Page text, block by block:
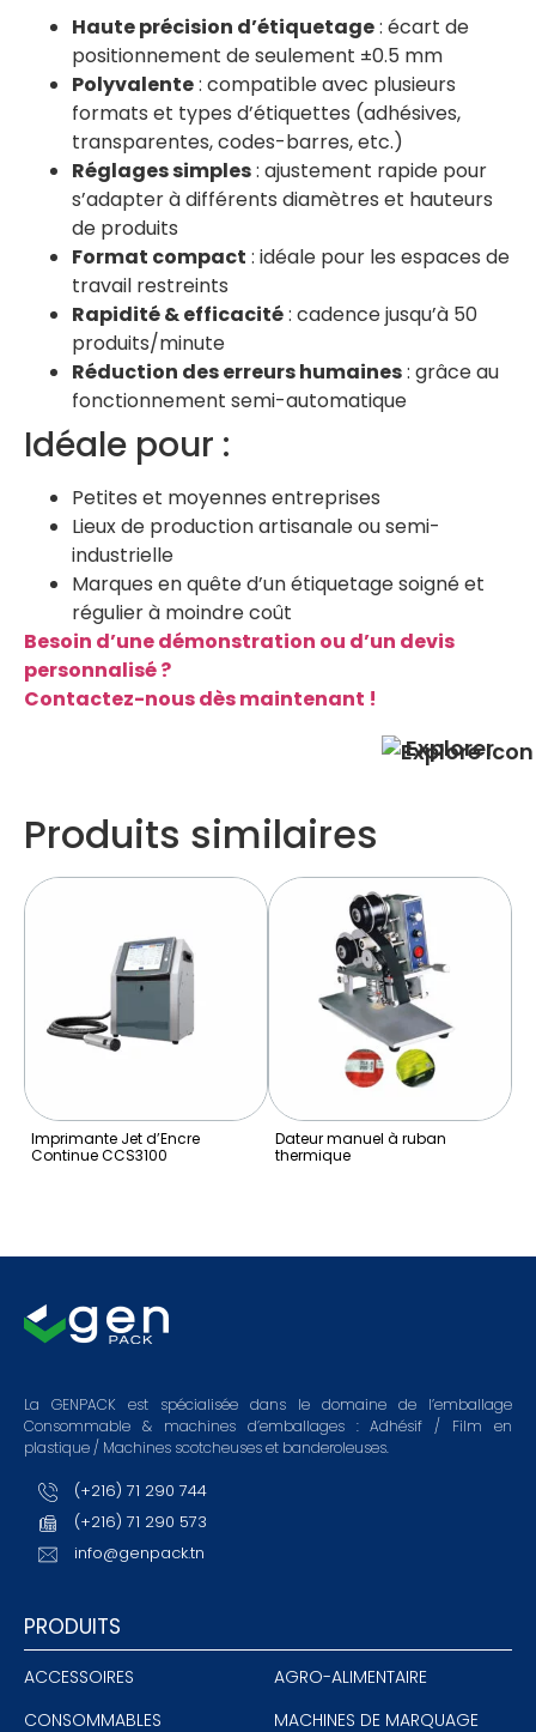
Haute précision d’étiquetage: écart de
positionnement de seulement ±0.5 mm
Polyvalente: compatible avec plusieurs
formats et types d’étiquettes (adhésives,
transparentes, codes-barres, etc.)
Réglages simples: ajustement rapide pour
s’adapter à différents diamètres et hauteurs
de produits
Format compact : idéale pour les espaces de
travail restreints
Rapidité & efficacité: cadence jusqu’à 50
produits/minute
Réduction des erreurs humaines: grâce au
fonctionnement semi-automatique
Idéale pour :
Petites et moyennes entreprises
Lieux de production artisanale ou semi-
industrielle
Marques en quête d’un étiquetage soigné et
régulier à moindre coût
Besoin d’une démonstration ou d’un devis
personnalisé ?
Contactez-nous dès maintenant !
Explorer
Produits similaires
Imprimante Jet d’Encre
Continue CCS3100
Dateur manuel à ruban
thermique
La GENPACK est spécialisée dans le domaine de l’emballage
Consommable & machines d’emballages : Adhésif / Film en
plastique / Machines scotcheuses et banderoleuses.
(+216) 71 290 744
(+216) 71 290 573
info@genpack.tn
PRODUITS
ACCESSOIRES
AGRO-ALIMENTAIRE
CONSOMMABLES
MACHINES DE MARQUAGE